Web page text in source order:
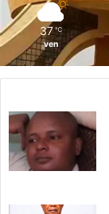
37 ℃
ven